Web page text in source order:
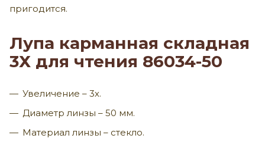
пригодится.
Лупа карманная складная
3Х для чтения 86034-50
Увеличение – 3х.
Диаметр линзы – 50 мм.
Материал линзы – стекло.